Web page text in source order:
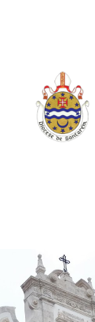
A
VIDA
NOTÍCIAS